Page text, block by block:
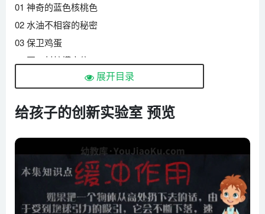
01 神奇的蓝色核桃色
02 水油不相容的秘密
03 保卫鸡蛋
04 写一封柠檬密信
05 无处不在的摩擦力
07 有趣的大气压
10 有趣的灭火现象
12 什么是电路
展开目录
给孩子的创新实验室 预览